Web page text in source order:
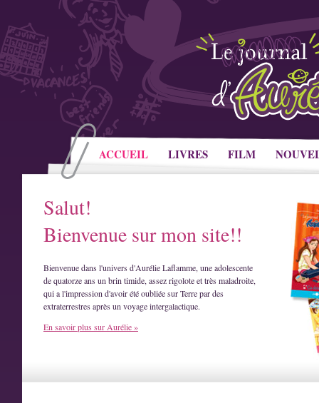
ACCUEIL LIVRES FILM
Salut!
Bienvenue sur mon site!!
Bienvenue dans l'univers d'Aurélie Laflamme, une adolescente
de quatorze ans un brin timide, assez rigolote et très maladroite,
qui a l'impression d'avoir été oubliée sur Terre par des
extraterrestres après un voyage intergalactique.
En savoir plus sur Aurélie »